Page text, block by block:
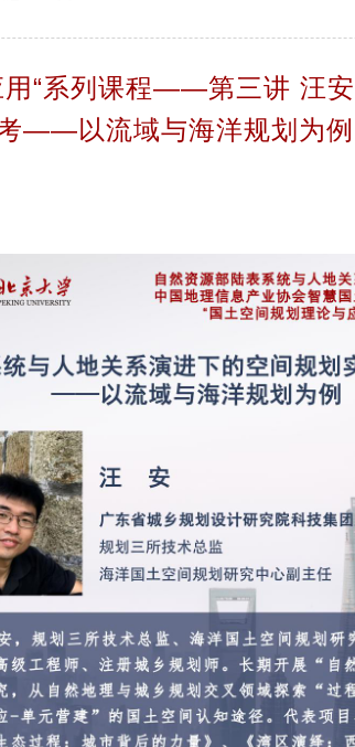
用“系列课程——第三讲 汪
——以流域与海洋规划为例